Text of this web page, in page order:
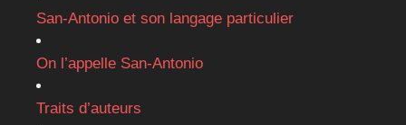
San-Antonio et son langage particulier
On l’appelle San-Antonio
Traits d’auteurs